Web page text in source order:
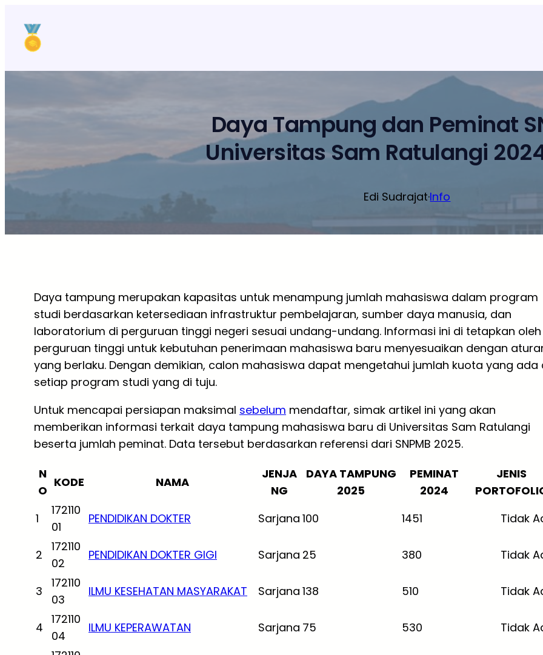
konten
Daya Tampung dan Peminat
Universitas Sam Ratulangi
Edi Sudrajat·Info
Daya tampung merupakan kapasitas untuk menampung jumlah mahasiswa dalam program
studi berdasarkan ketersediaan infrastruktur pembelajaran, sumber daya manusia, dan
laboratorium di perguruan tinggi negeri sesuai undang-undang. Informasi ini di tetapkan oleh
perguruan tinggi untuk kebutuhan penerimaan mahasiswa baru menyesuaikan dengan
yang berlaku. Dengan demikian, calon mahasiswa dapat mengetahui jumlah kuota yang ada
setiap program studi yang di tuju.
Untuk mencapai persiapan maksimal sebelum mendaftar, simak artikel ini yang akan
memberikan informasi terkait daya tampung mahasiswa baru di Universitas Sam Ratulangi
beserta jumlah peminat. Data tersebut berdasarkan referensi dari SNPMB 2025.
N
O
KODE NAMA
JENJA
NG
DAYA TAMPUNG
2025
PEMINAT
2024
JENIS
1
172110
01
PENDIDIKAN DOKTER Sarjana 100 1451 Tidak
2
172110
02
PENDIDIKAN DOKTER GIGI Sarjana 25 380 Tidak
3
172110
03
ILMU KESEHATAN MASYARAKAT Sarjana 138 510 Tidak
4
172110
04
ILMU KEPERAWATAN Sarjana 75 530 Tidak